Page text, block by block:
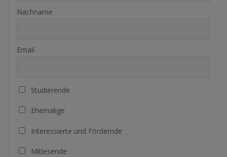
Nachname
Email
Studierende
Ehemalige
Interessierte und Fördernde
Mitlesende